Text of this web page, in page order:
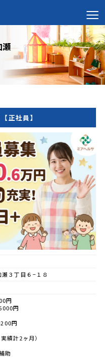
正社員】
３丁目６−１８
円
円
円
績計2ヶ月）
助